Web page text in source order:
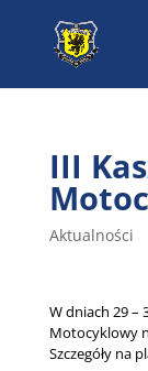
III
Aktualności
W dniach 29 –
Motocyklowy
Szczegóły na